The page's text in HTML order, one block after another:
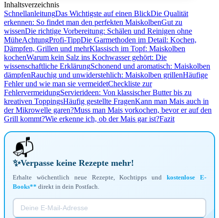
Inhaltsverzeichnis
SchnellanleitungDas Wichtigste auf einen BlickDie Qualität
erkennen: So findet man den perfekten MaiskolbenGut zu
wissenDie richtige Vorbereitung: Schälen und Reinigen ohne
MüheAchtungProfi-TippDie Garmethoden im Detail: Kochen,
Dämpfen, Grillen und mehrKlassisch im Topf: Maiskolben
kochenWarum kein Salz ins Kochwasser gehört: Die
wissenschaftliche ErklärungSchonend und aromatisch: Maiskolben
dämpfenRauchig und unwiderstehlich: Maiskolben grillenHäufige
Fehler und wie man sie vermeidetCheckliste zur
FehlervermeidungServierideen: Von klassischer Butter bis zu
kreativen ToppingsHäufig gestellte FragenKann man Mais auch in
der Mikrowelle garen?Muss man Mais vorkochen, bevor er auf den
Grill kommt?Wie erkenne ich, ob der Mais gar ist?Fazit
📬
✨Verpasse keine Rezepte mehr!
Erhalte wöchentlich neue Rezepte, Kochtipps undkostenlose E-
Books** direkt in dein Postfach.